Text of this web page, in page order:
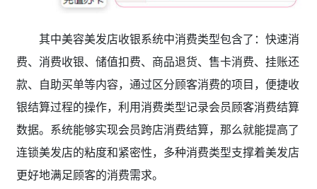
其中美容美发店收银系统中消费类型包含了：快速消
费、消费收银、储值扣费、商品退货、售卡消费、挂账还
款、自助买单等内容，通过区分顾客消费的项目，便捷收
银结算过程的操作，利用消费类型记录会员顾客消费结算
数据。系统能够实现会员跨店消费结算，那么就能提高了
连锁美发店的粘度和紧密性，多种消费类型支撑着美发店
更好地满足顾客的消费需求。